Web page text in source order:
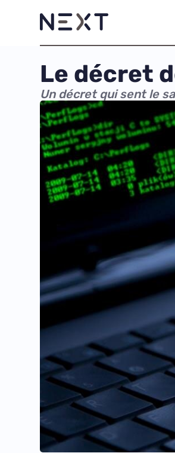
Le décret
Un décret qui sent le